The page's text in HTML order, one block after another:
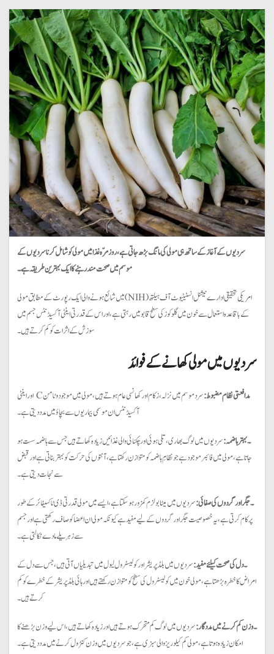
سردیوں کے آغاز کے ساتھ ہی مولی کی مانگ بڑھ جاتی ہے، روزمرّہ غذا میں مولی کو شامل کرنا سردیوں کے
موسم میں صحت مند رہنے کا ایک بہترین طریقہ ہے۔
امریکی تحقیقی ادارے نیشنل انسٹیٹیوٹ آف ہیلتھ (NIH) میں شائع ہونے والی ایک رپورٹ کے مطابق مولی
کے باقاعدہ استعمال سے خون میں گلوکوز کی سطح قابو میں رہتی ہے، اور اس کے قدرتی اینٹی آکسیڈنٹس جسم میں
سوزش کے اثرات کو کم کرتے ہیں۔
سردیوں میں مولی کھانے کے فوائد
مدافعتی نظام مضبوط:
سرد موسم میں نزلہ، زکام اور کھانسی عام ہوتے ہیں، مولی میں موجود وٹامن C اور اینٹی
آکسیڈنٹس ان موسمی بیماریوں سے بچاؤ میں مدد دیتی ہے۔
۔ بہتر ہاضمہ:سردیوں میں لوگ بھاری، تلی ہوئی اور چکنائی والی غذائیں زیادہ کھاتے ہیں جس سے ہاضمہ سست ہو
جاتا ہے، مولی میں فائبر موجود ہے جو نظامِ ہاضمہ کو متوازن رکھتا ہے، آنتوں کی حرکت کو بہتر بناتی ہے اور قبض
سے نجات دیتی ہے۔
۔ جگر اور گردوں کی صفائی:سردیوں میں میٹابولزم کمزور ہو سکتا ہے، ایسے میں مولی قدرتی ڈی ٹاکسیفائر کے طور
پر کام کرتی ہے، یہ خصوصیت جگر اور گردوں کے لیے مفید ہے کیونکہ مولی ان اعضا کو صاف رکھتی ہے اور جسم
سے زہریلے مادے نکالتی ہے۔
۔ دل کی صحت کیلئے مفید:سردیوں میں بلڈ پریشر اور کولیسٹرول لیول میں تبدیلیاں آتی ہیں، جس سے دل کے
امراض کا خطرہ بڑھتا ہے، مولی خون میں کولیسٹرول کی سطح کو متوازن رکھتے ہیں اور ہائی بلڈ پریشر کے خطرے کو کم
کرتے ہیں۔
۔ وزن کم کرنے میں مددگار:سردیوں میں لوگ کم متحرک ہوتے ہیں اور زیادہ کھاتے ہیں، اس لیے وزن بڑھنے کا
امکان زیادہ ہوتا ہے، مولی کم کیلوریز والی سبزی ہے، جو سردیوں میں وزن کنٹرول کرنے میں مدد دیتی ہے۔